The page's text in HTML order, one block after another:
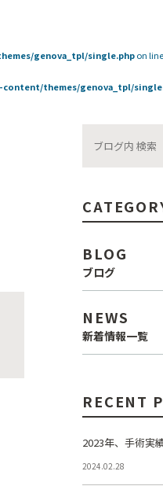
genova_tpl/single.phpon line
themes/genova_tpl/
BLOG
ブログ
NEWS
新着情報一覧
RECENT
2023年、手術実
2024.02.28